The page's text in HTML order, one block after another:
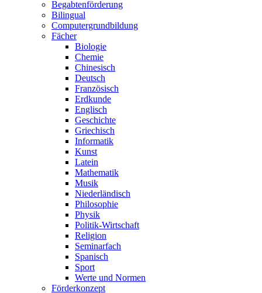
Begabtenförderung
Bilingual
Computergrundbildung
Fächer
Biologie
Chemie
Chinesisch
Deutsch
Französisch
Erdkunde
Englisch
Geschichte
Griechisch
Informatik
Kunst
Latein
Mathematik
Musik
Niederländisch
Philosophie
Physik
Politik-Wirtschaft
Religion
Seminarfach
Spanisch
Sport
Werte und Normen
Förderkonzept